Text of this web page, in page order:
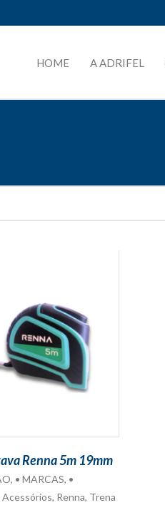
HOME A ADRIFEL
Renna 5m 19mm
, • MARCAS, •
Acessórios, Renna, Trena